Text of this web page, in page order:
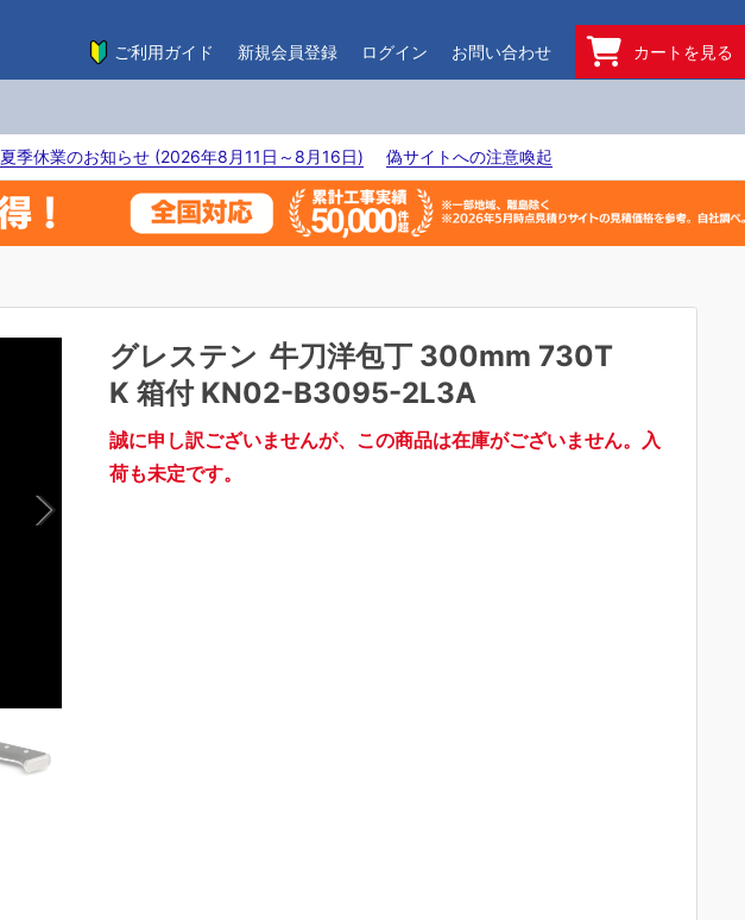
ご利用ガイド 新規会員登録 ログイン お問い合わせ カートを見る
夏季休業のお知らせ (2026年8月11日～8月16日) 偽サイトへの注意喚起
グレステン 牛刀洋包丁 300mm 730T
K 箱付 KN02-B3095-2L3A
誠に申し訳ございませんが、この商品は在庫がございません。入
荷も未定です。